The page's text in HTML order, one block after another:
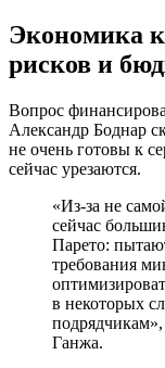
Экономика
рисков и
Вопрос
Александр Боднар
не очень готовы к
сейчас урезаются.
«Из-за не
сейчас
Парето:
требования
в некоторых
Ганжа.